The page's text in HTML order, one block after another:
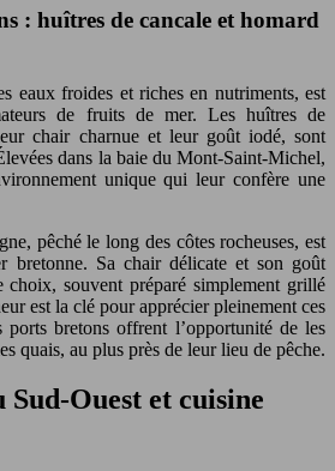
: huîtres de cancale et homard
eaux froides et riches en nutriments, est
de fruits de mer. Les huîtres de
chair charnue et leur goût iodé, sont
dans la baie du Mont-Saint-Michel,
unique qui leur confère une
pêché le long des côtes rocheuses, est
bretonne. Sa chair délicate et son goût
souvent préparé simplement grillé
est la clé pour apprécier pleinement ces
bretons offrent l’opportunité de les
quais, au plus près de leur lieu de pêche.
Ouest et cuisine